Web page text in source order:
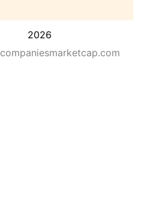
2026
companiesmarketcap.com